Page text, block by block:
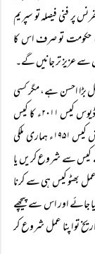
فنی فیصلہ تو سپریم
حکومت تو صرف اس کا
سے عزیز تر جانیں گے۔
بڑا احسن ہے، مگر کسی
ترتیب سے شروع ہو تو زیادہ اچھا ہوگا۔ زمانی ترتیب سے ریمنڈ ڈیوس کیس ۲۰۱۱ء کا کیس
ہے۔ یہ تازہ ترین کیس ہے۔ اس کے بر عکس راولپنڈی سازش کیس ۱۹۵۱ء ہماری ملکی
کیس سے شروع کریں یا
بھٹو کیس ہی سے کرنا
جائے اور اس سے پیچھے
تو اپنا عمل شروع کر